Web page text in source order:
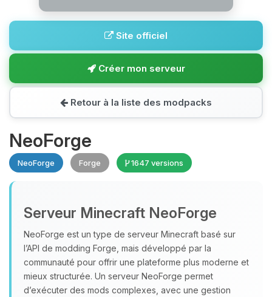
Site officiel
Créer mon serveur
Retour à la liste des modpacks
NeoForge
NeoForge Forge 1647 versions
Serveur Minecraft NeoForge
NeoForge est un type de serveur Minecraft basé sur
l’API de modding Forge, mais développé par la
communauté pour offrir une plateforme plus moderne et
mieux structurée. Un serveur NeoForge permet
d’exécuter des mods complexes, avec une gestion
Youpi, enfin quelqu’un pour me
parler ! Moi c’est Choupy, ton petit
assistant BoxToPlay. Dis-moi ce dont